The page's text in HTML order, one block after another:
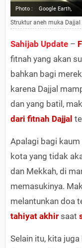
Photo : Google Earth,
Struktur aneh muka Dajjal
Sahijab Update –
fitnah yang akan
bahkan bagi
karena Dajjal
dan yang batil,
dari fitnah Dajjal
Apalagi bagi
kota yang tidak
dan Mekkah, di
memasukinya.
melantunkan doa
tahiyat akhir saat
Selain itu, kita